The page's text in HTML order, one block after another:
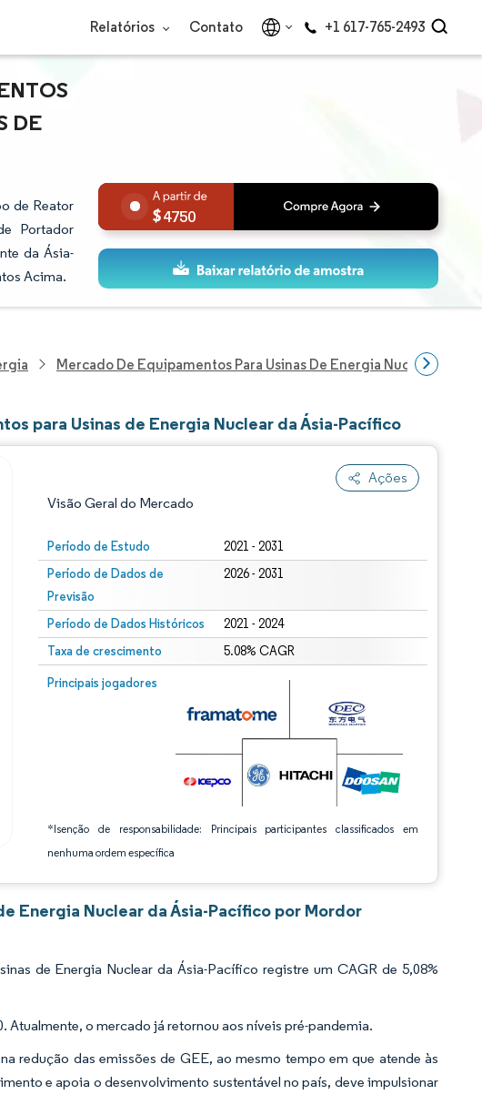
Relatórios Contato +1 617-765-2493
DE
de Reator
Portador
da Ásia-
Acima.
4750
Mercado De Equipamentos Para Usinas De Energia Nuclear Da
para Usinas de Energia Nuclear da Ásia-Pacífico
Ações
Visão Geral do Mercado
Período de Estudo 2021 - 2031
Período de Dados de
Previsão
2026 - 2031
Período de Dados Históricos 2021 - 2024
Taxa de crescimento 5.08% CAGR
Principais jogadores
*Isenção de responsabilidade: Principais participantes classificados em
nenhuma ordem específica
Imagem © Mordor Intelligence. O reuso requer atribuição conforme CC BY 4.0.
atribuição conforme CC BY 4.0.
Energia Nuclear da Ásia-Pacífico por Mordor
de Energia Nuclear da Ásia-Pacífico registre um CAGR de 5,08%
o mercado já retornou aos níveis pré-pandemia.
redução das emissões de GEE, ao mesmo tempo em que atende às
e apoia o desenvolvimento sustentável no país, deve impulsionar